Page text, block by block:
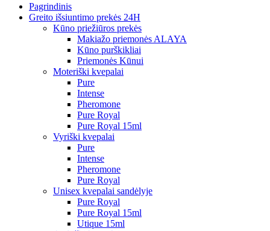
Pagrindinis
Greito išsiuntimo prekės 24H
Kūno priežiūros prekės
Makiažo priemonės ALAYA
Kūno purškikliai
Priemonės Kūnui
Moteriški kvepalai
Pure
Intense
Pheromone
Pure Royal
Pure Royal 15ml
Vyriški kvepalai
Pure
Intense
Pheromone
Pure Royal
Unisex kvepalai sandėlyje
Pure Royal
Pure Royal 15ml
Utique 15ml